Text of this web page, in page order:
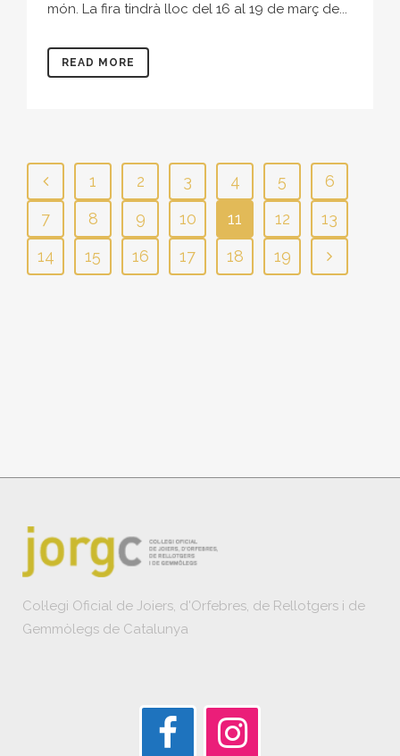
món. La fira tindrà lloc del 16 al 19 de març de...
READ MORE
1 2 3 4 5
6
7
8 9 10 11 12
13
14
15 16 17 18 19
Col·legi Oficial de Joiers, d'Orfebres, de Rellotgers i de
Gemmòlegs de Catalunya